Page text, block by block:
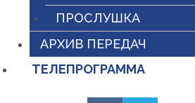
ПРОСЛУШКА
АРХИВ ПЕРЕДАЧ
ТЕЛЕПРОГРАММА